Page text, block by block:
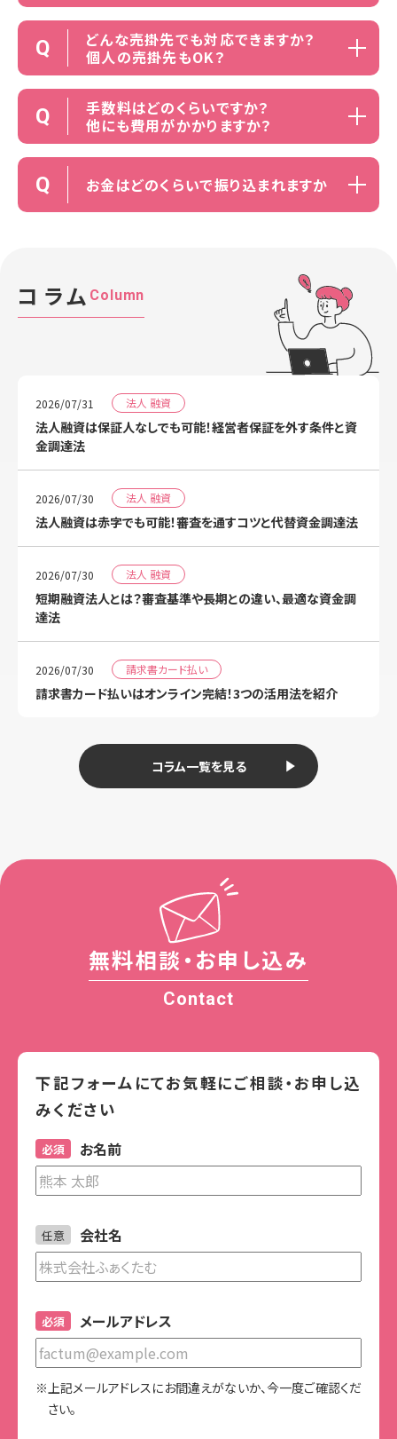
Q
どんな売掛先でも対応できますか？
個人の売掛先もOK？
Q
手数料はどのくらいですか？
他にも費用がかかりますか？
Q お金はどのくらいで振り込まれますか
コラム Column
コラム一覧を見る
2026/07/31 法人 融資
法人融資は保証人なしでも可能！経営者保証を外す条件と資
金調達法
2026/07/30 法人 融資
法人融資は赤字でも可能！審査を通すコツと代替資金調達法
2026/07/30 法人 融資
短期融資法人とは？審査基準や長期との違い、最適な資金調
達法
2026/07/30 請求書カード払い
請求書カード払いはオンライン完結！3つの活用法を紹介
無料相談・お申し込み
Contact
下記フォームにてお気軽にご相談・お申し込
みください
お名前
必須
会社名
任意
メールアドレス
必須
※上記メールアドレスにお間違えがないか、今一度ご確認くだ
さい。